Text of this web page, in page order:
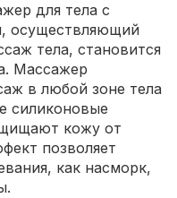
для тела с
осуществляющий
тела, становится
Массажер
в любой зоне тела
силиконовые
кожу от
позволяет
как насморк,